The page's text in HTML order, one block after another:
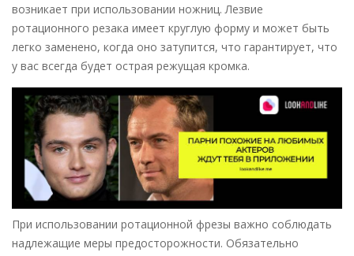
возникает при использовании ножниц. Лезвие
ротационного резака имеет круглую форму и может быть
легко заменено, когда оно затупится, что гарантирует, что
у вас всегда будет острая режущая кромка.
При использовании ротационной фрезы важно соблюдать
надлежащие меры предосторожности. Обязательно